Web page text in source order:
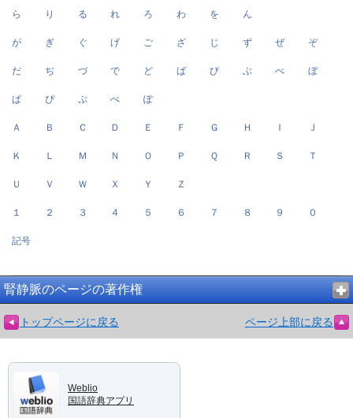
ら り る れ ろ わ を ん
が ぎ ぐ げ ご ざ じ ず ぜ ぞ
だ ぢ づ で ど ば び ぶ べ ぼ
ぱ ぴ ぷ ぺ ぽ
Ａ Ｂ Ｃ Ｄ Ｅ Ｆ Ｇ Ｈ Ｉ Ｊ
Ｋ Ｌ Ｍ Ｎ Ｏ Ｐ Ｑ Ｒ Ｓ Ｔ
Ｕ Ｖ Ｗ Ｘ Ｙ Ｚ
１ ２ ３ ４ ５ ６ ７ ８ ９ ０
記号
腎静脈のページの著作権
トップページに戻る ページ上部に戻る
Weblio
国語辞典アプリ